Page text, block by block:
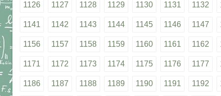
1126 1127 1128 1129 1130 1131 1132
1141 1142 1143 1144 1145 1146 1147
1156 1157 1158 1159 1160 1161 1162
1171 1172 1173 1174 1175 1176 1177
1186 1187 1188 1189 1190 1191 1192